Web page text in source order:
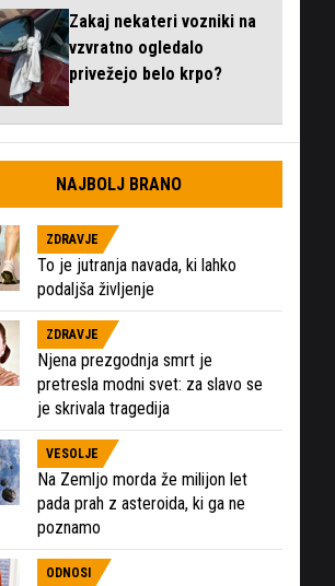
Zakaj nekateri vozniki na
vzvratno ogledalo
privežejo belo krpo?
NAJBOLJ BRANO
ZDRAVJE
To je jutranja navada, ki lahko
podaljša življenje
ZDRAVJE
Njena prezgodnja smrt je
pretresla modni svet: za slavo se
je skrivala tragedija
VESOLJE
Na Zemljo morda že milijon let
pada prah z asteroida, ki ga ne
poznamo
ODNOSI